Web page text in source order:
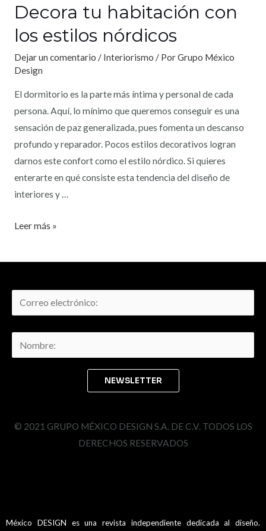
Decora tu habitación con
los estilos nórdicos
Dejar un comentario / Interiorismo / PorGrupo México
Design
El dormitorio es la parte más íntima y personal de cada
persona. Aquí, lo mínimo que queremos conseguir es una
sensación de paz generalizada, pues fomenta un descanso
profundo y reparador. Pocos estilos decorativos logran
darnos este confort como el estilo nórdico. Si quieres
enterarte en qué consiste esta tendencia del diseño de
interiores y …
Leer más »
© 2021 GRUPO MÉXICO DESIGN S.A. DE C.V. TODOS LOS
DERECHOS RESERVADOS
México DESIGN es una revista independiente dedicada al diseño.